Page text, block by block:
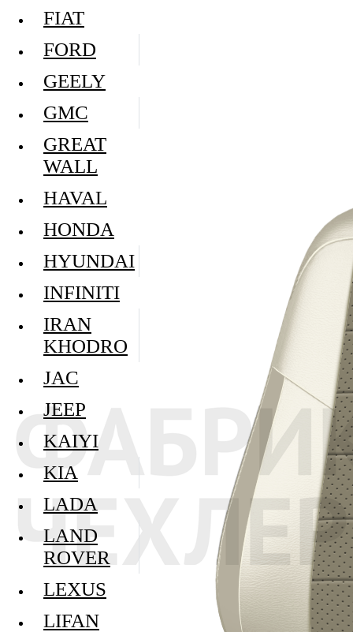
FIAT
FORD
GEELY
GMC
GREAT
WALL
HAVAL
HONDA
HYUNDAI
INFINITI
IRAN
KHODRO
JAC
JEEP
KAIYI
KIA
LADA
LAND
ROVER
LEXUS
LIFAN